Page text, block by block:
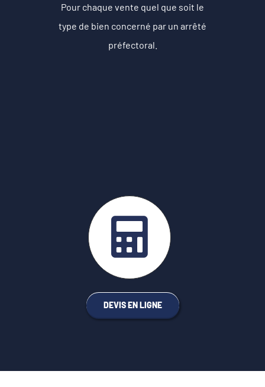
Pour chaque vente quel que soit le
type de bien concerné par un arrêté
préfectoral.
DEVIS EN LIGNE